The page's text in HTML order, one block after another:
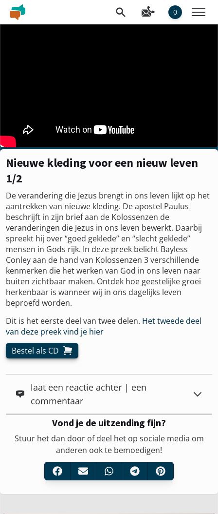
0
Nieuwe kleding voor een nieuw leven
1/2
De verandering die Jezus brengt in ons leven lijkt op het
aantrekken van nieuwe kleding. De apostel Paulus
beschrijft in zijn brief aan de Kolossenzen de
veranderingen die Jezus in ons leven bewerkt. Daarbij
spreekt hij over “goed geklede” en “slecht geklede”
mensen in Gods rijk. In deze preek belicht Bayless
Conley aan de hand van Kolossenzen 3 verschillende
kenmerken die het werken van God in ons leven naar
buiten zichtbaar maken. Ontdek hoe geestelijke groei
herkenbaar is wanneer wij in ons dagelijks leven
beproefd worden.
Dit is het eerste deel van twee delen. Het tweede deel
van deze preek vind je hier
Bestel als CD
laat een reactie achter | een
commentaar
Vond je de uitzending fijn?
Stuur het dan door of deel het op sociale media om
anderen ook te bemoedigen!